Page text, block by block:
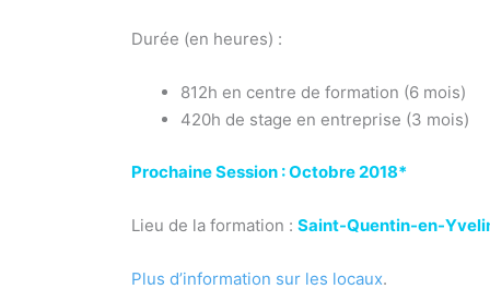
Durée (en heures) :
812h en centre de formation (6 mois)
420h de stage en entreprise (3 mois)
Prochaine Session : Octobre 2018*
Lieu de la formation :Saint-Quentin-en-
Plus d’information sur les locaux.